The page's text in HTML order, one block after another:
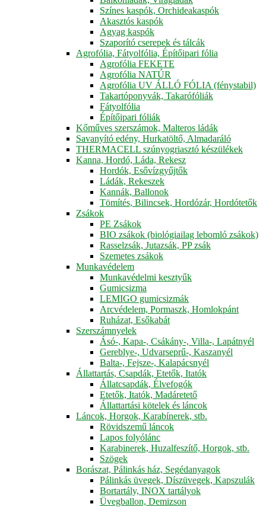
Színes kaspók, Orchideakaspók
Akasztós kaspók
Agyag kaspók
Szaporító cserepek és tálcák
Agrofólia, Fátyolfólia, Építőipari fólia
Agrofólia FEKETE
Agrofólia NATÚR
Agrofólia UV ÁLLÓ FÓLIA (fénystabil)
Takartóponyvák, Takarófóliák
Fátyolfólia
Építőipari fóliák
Kőműves szerszámok, Malteros ládák
Savanyító edény, Hurkatöltő, Almadaráló
THERMACELL szúnyogriasztó készülékek
Kanna, Hordó, Láda, Rekesz
Hordók, Esővízgyűjtők
Ládák, Rekeszek
Kannák, Ballonok
Tömítés, Bilincsek, Hordózár, Hordótetők
Zsákok
PE Zsákok
BIO zsákok (biológiailag lebomló zsákok)
Rasselzsák, Jutazsák, PP zsák
Szemetes zsákok
Munkavédelem
Munkavédelmi kesztyűk
Gumicsizma
LEMIGO gumicsizmák
Arcvédelem, Pormaszk, Homlokpánt
Ruházat, Esőkabát
Szerszámnyelek
Ásó-, Kapa-, Csákány-, Villa-, Lapátnyél
Gereblye-, Udvarseprű-, Kaszanyél
Balta-, Fejsze-, Kalapácsnyél
Állattartás, Csapdák, Etetők, Itatók
Állatcsapdák, Élvefogók
Etetők, Itatók, Madáretető
Állattartási kötelek és láncok
Láncok, Horgok, Karabínerek, stb.
Rövidszemű láncok
Lapos folyólánc
Karabinerek, Huzalfeszítő, Horgok, stb.
Szögek
Borászat, Pálinkás ház, Segédanyagok
Pálinkás üvegek, Díszüvegek, Kapszulák
Bortartály, INOX tartályok
Üvegballon, Demizson